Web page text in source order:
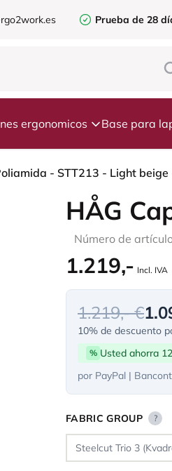
Prueba de 28
ergonomicos Base para
- STT213 - Light
HÅG
Número de
1.219,- Incl. IVA
1.219,- €
10% de descuento
% Usted ahorra
por PayPal |
FABRIC GROUP ?